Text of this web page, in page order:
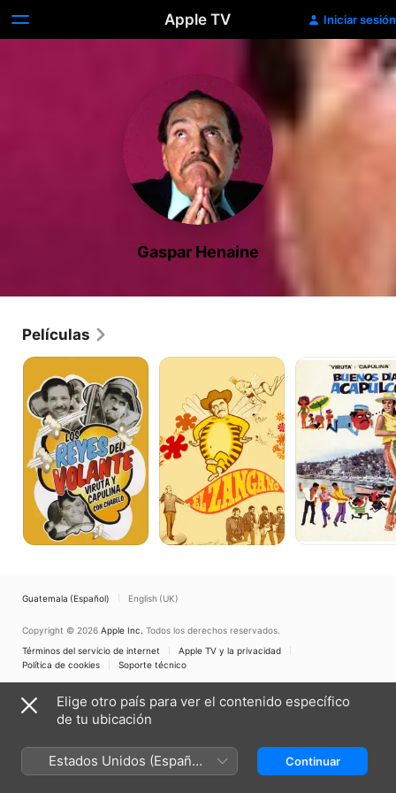
Apple TV Iniciar sesión
Gaspar Henaine
Películas
Capulina:
reyes
del
volante
El
Buenos
Acapulco
Guatemala (Español) English (UK)
Copyright © 2026 Apple Inc. Todos los derechos reservados.
Términos del servicio de internet
Apple TV y la privacidad
Política de cookies
Soporte técnico
Elige otro país para ver el contenido específico
de tu ubicación
Estados Unidos (Español
México)
Continuar